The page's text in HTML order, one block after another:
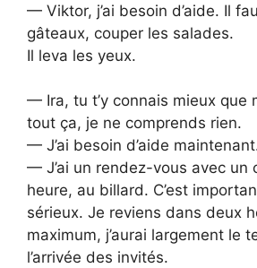
— Viktor, j’ai besoin d’aide. Il
gâteaux, couper les salades.
Il leva les yeux.
— Ira, tu t’y connais mieux que
tout ça, je ne comprends rien.
— J’ai besoin d’aide
— J’ai un rendez-vous avec un
heure, au billard. C’est
sérieux. Je reviens dans deux
maximum, j’aurai largement le
l’arrivée des invités.